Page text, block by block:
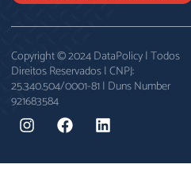
Copyright © 2024 DataPolicy | Todos
Direitos Reservados | CNPJ:
25.340.504/0001-81 | Duns Number
921683584